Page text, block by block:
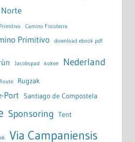
Camino Finisterre
Primitivo download ebook pdf
Jacobspad koken Nederland
Route Rugzak
Port Santiago de Compostela
Sponsoring Tent
Via Campaniensis